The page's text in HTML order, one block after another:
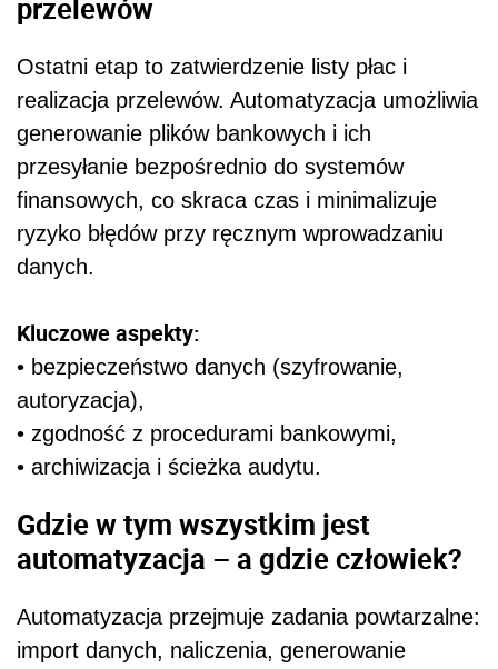
przelewów
Ostatni etap to zatwierdzenie listy płac i
realizacja przelewów. Automatyzacja umożliwia
generowanie plików bankowych i ich
przesyłanie bezpośrednio do systemów
finansowych, co skraca czas i minimalizuje
ryzyko błędów przy ręcznym wprowadzaniu
danych.
Kluczowe aspekty:
• bezpieczeństwo danych (szyfrowanie,
autoryzacja),
• zgodność z procedurami bankowymi,
• archiwizacja i ścieżka audytu.
Gdzie w tym wszystkim jest
automatyzacja – a gdzie człowiek?
Automatyzacja przejmuje zadania powtarzalne:
import danych, naliczenia, generowanie